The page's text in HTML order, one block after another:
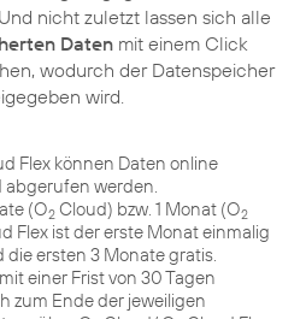
nicht zuletzt lassen sich alle
Daten mit einem Click
wodurch der Datenspeicher
wird.
Flex können Daten online
werden.
(O2 Cloud) bzw. 1 Monat (O2
Flex ist der erste Monat einmalig
die ersten 3 Monate gratis.
einer Frist von 30 Tagen
zum Ende der jeweiligen